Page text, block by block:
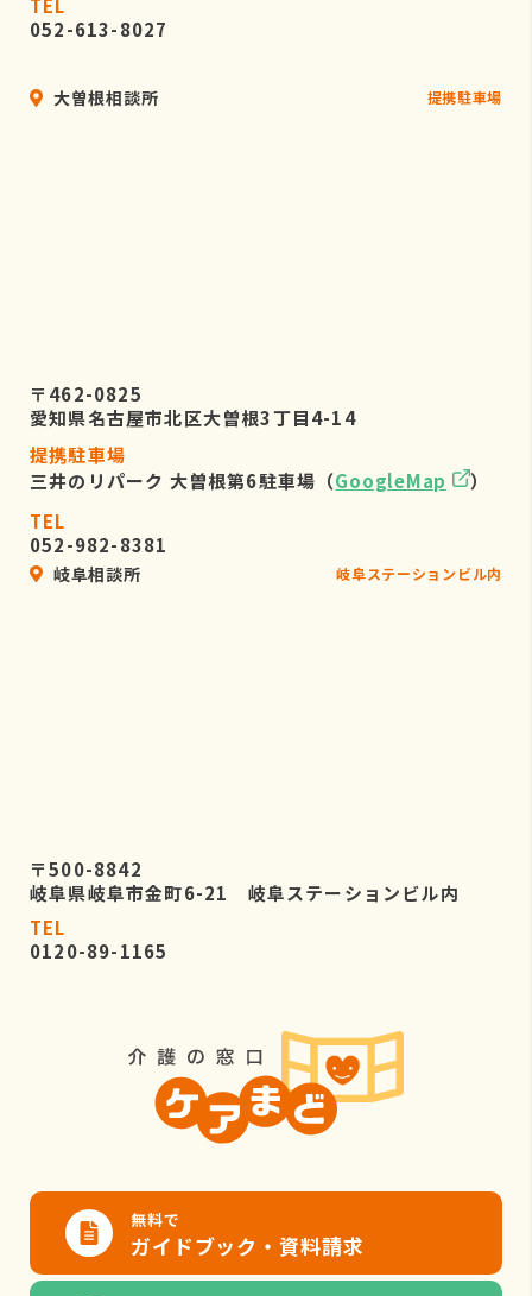
TEL
052-613-8027
大曽根相談所 提携駐車場
〒462-0825
愛知県名古屋市北区大曽根3丁目4-14
提携駐車場
三井のリパーク 大曽根第6駐車場（GoogleMap
）
TEL
052-982-8381
岐阜相談所 岐阜ステーションビル内
〒500-8842
岐阜県岐阜市金町6-21 岐阜ステーションビル内
TEL
0120-89-1165
無料で
ガイドブック・資料請求